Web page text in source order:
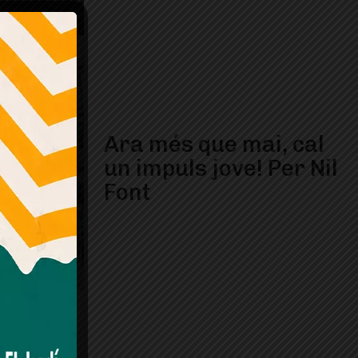
Ara més que mai, cal
un impuls jove! Per Nil
Font